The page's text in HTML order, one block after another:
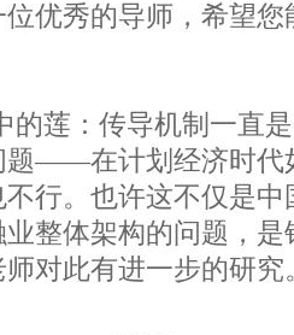
优秀的导师，希望您
莲：传导机制一直是
题——在计划经济时代
行。也许这不仅是中
整体架构的问题，是
对此有进一步的研究